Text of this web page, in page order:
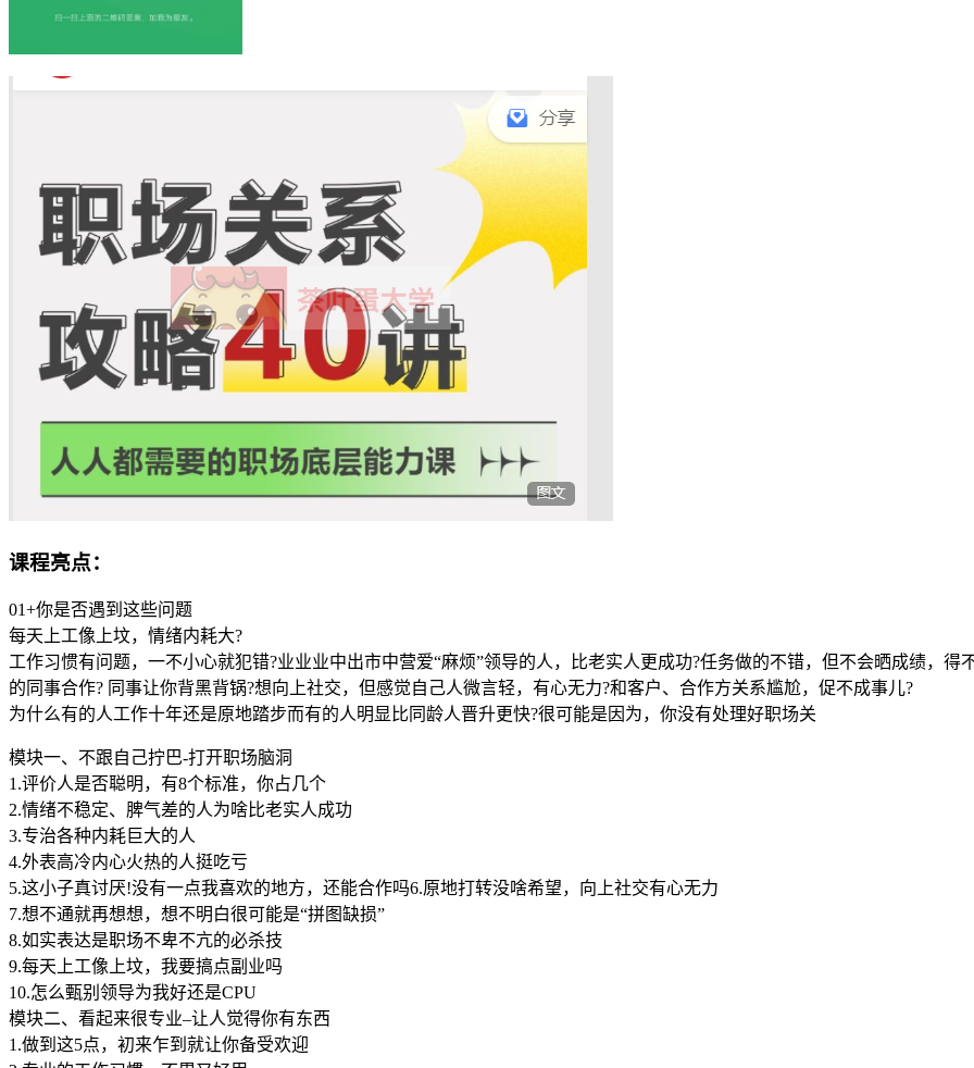
课程亮点：
01+你是否遇到这些问题
每天上工像上坟，情绪内耗大?
工作习惯有问题，一不小心就犯错?业业业中出市中营爱“麻烦”领导的人，比老实人更成功?任务做的不错，但不会晒成绩，
的同事合作? 同事让你背黑背锅?想向上社交，但感觉自己人微言轻，有心无力?和客户、合作方关系尴尬，促不成事儿?
为什么有的人工作十年还是原地踏步而有的人明显比同龄人晋升更快?很可能是因为，你没有处理好职场关
模块一、不跟自己拧巴-打开职场脑洞
1.评价人是否聪明，有8个标准，你占几个
2.情绪不稳定、脾气差的人为啥比老实人成功
3.专治各种内耗巨大的人
4.外表高冷内心火热的人挺吃亏
5.这小子真讨厌!没有一点我喜欢的地方，还能合作吗6.原地打转没啥希望，向上社交有心无力
7.想不通就再想想，想不明白很可能是“拼图缺损”
8.如实表达是职场不卑不亢的必杀技
9.每天上工像上坟，我要搞点副业吗
10.怎么甄别领导为我好还是CPU
模块二、看起来很专业–让人觉得你有东西
1.做到这5点，初来乍到就让你备受欢迎